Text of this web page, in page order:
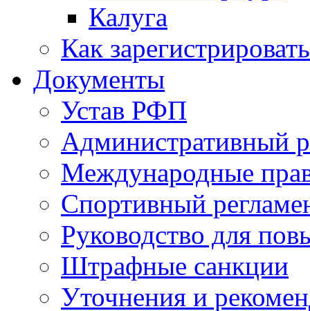
Калуга
Как
Документы
Устав РФП
Административный
Международные
Спортивный
Руководство для
Штрафные санкции
Уточнения и